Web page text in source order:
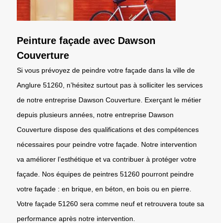
Peinture façade avec Dawson
Couverture
Si vous prévoyez de peindre votre façade dans la ville de
Anglure 51260, n’hésitez surtout pas à solliciter les services
de notre entreprise Dawson Couverture. Exerçant le métier
depuis plusieurs années, notre entreprise Dawson
Couverture dispose des qualifications et des compétences
nécessaires pour peindre votre façade. Notre intervention
va améliorer l’esthétique et va contribuer à protéger votre
façade. Nos équipes de peintres 51260 pourront peindre
votre façade : en brique, en béton, en bois ou en pierre.
Votre façade 51260 sera comme neuf et retrouvera toute sa
performance après notre intervention.